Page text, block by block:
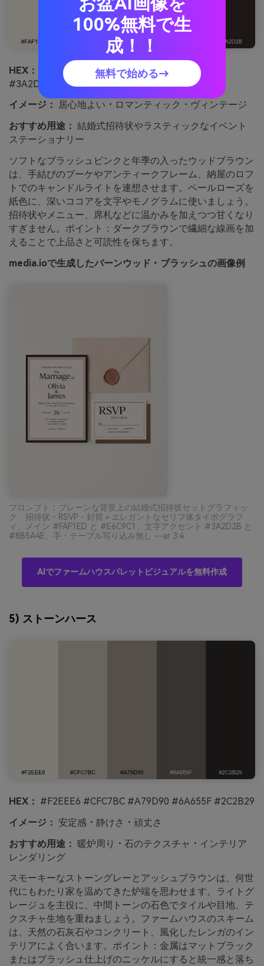
HEX：
#FAF1ED #E6C9C1 #C48D80 #8B5A4E
#3A2D2B
イメージ：
居心地よい・ロマンティック・ヴィンテージ
おすすめ用途： 結婚式招待状やラスティックなイベント
ステーショナリー
ソフトなブラッシュピンクと年季の入ったウッドブラウン
は、手結びのブーケやアンティークフレーム、納屋のロフ
トでのキャンドルライトを連想させます。ペールローズを
紙色に、深いココアを文字やモノグラムに使いましょう。
招待状やメニュー、席札などに温かみを加えつつ甘くなり
すぎません。ポイント：ダークブラウンで繊細な線画を加
えることで上品さと可読性を保ちます。
media.ioで生成したバーンウッド・ブラッシュの画像例
プロンプト：プレーンな背景上の結婚式招待状セットグラフィッ
ク、招待状・RSVP・封筒＋エレガントなセリフ体タイポグラフ
ィ、メイン #FAF1ED と #E6C9C1、文字アクセント #3A2D2B と
#8B5A4E、手・テーブル写り込み無し --ar 3:4
AIでファームハウスパレットビジュアルを無料作成
5) ストーンハース
HEX： #F2EEE6 #CFC7BC #A79D90 #6A655F #2C2B29
イメージ： 安定感・静けさ・頑丈さ
おすすめ用途： 暖炉周り・石のテクスチャ・インテリア
レンダリング
スモーキーなストーングレーとアッシュブラウンは、何世
代にもわたり家を温めてきた炉端を思わせます。ライトグ
レージュを主役に、中間トーンの石色でタイルや目地、テ
クスチャ生地を重ねましょう。ファームハウスのスキーム
は、天然の石灰石やコンクリート、風化したレンガのイン
テリアによく合います。ポイント：金属はマットブラック
またはブラッシュ仕上げのニッケルにすると統一感と落ち
100%無料で生
成！！
無料で始める→